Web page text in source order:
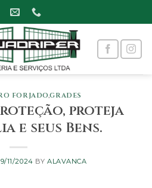
FORJADO,GRADES
proteja
e seus Bens.
11/2024 BY ALAVANCA